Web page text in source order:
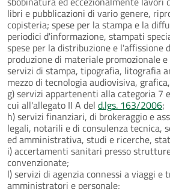
libri e pubblicazioni di vario genere,
copisteria; spese per la stampa e la
periodici d'informazione, stampati
spese per la distribuzione e l'affissione
produzione di materiale promozionale
servizi di stampa, tipografia, litografia
mezzo di tecnologia audiovisiva,
g) servizi appartenenti alla categoria 7
cui all'allegato II A del d.lgs. 163/2006;
h) servizi finanziari, di brokeraggio e
legali, notarili e di consulenza tecnica,
ed amministrativa, studi e ricerche,
i) accertamenti sanitari presso
convenzionate;
l) servizi di agenzia connessi a viaggi e
amministratori e personale;